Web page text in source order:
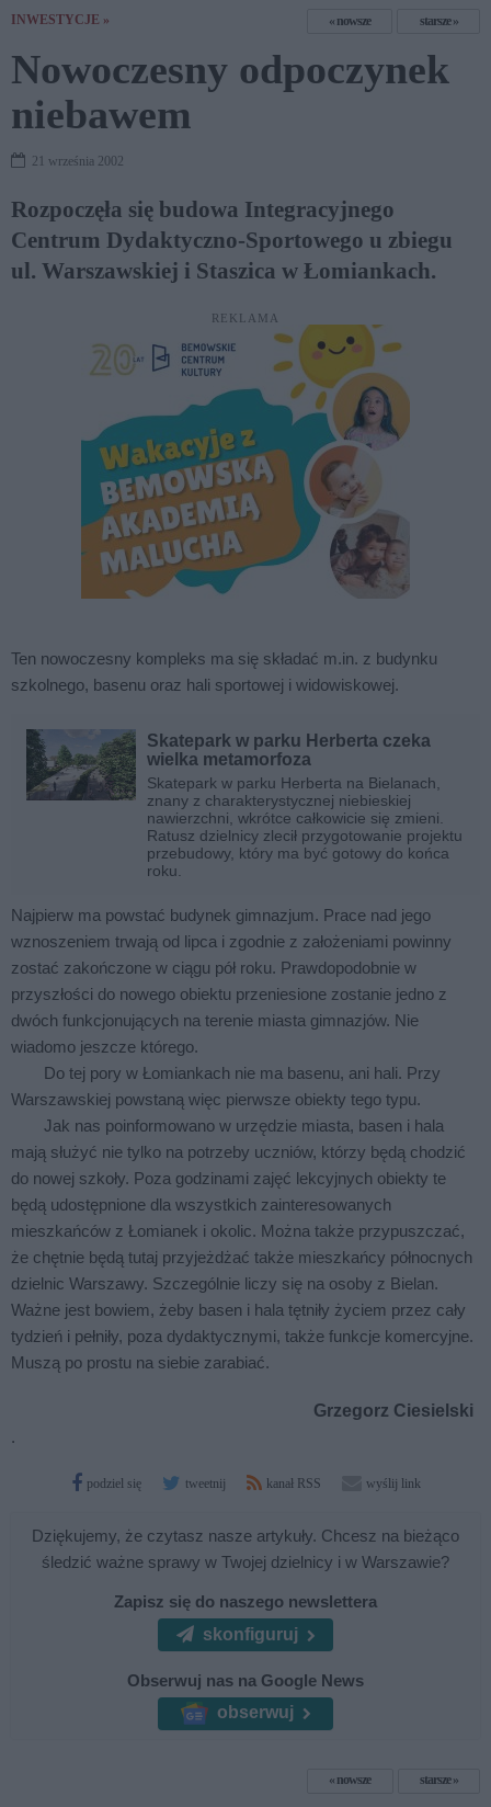
INWESTYCJE » nowsze starsze
Nowoczesny odpoczynek
niebawem
21 września 2002
Rozpoczęła się budowa Integracyjnego
Centrum Dydaktyczno-Sportowego u zbiegu
ul. Warszawskiej i Staszica w Łomiankach.
REKLAMA
Ten nowoczesny kompleks ma się składać m.in. z budynku
szkolnego, basenu oraz hali sportowej i widowiskowej.
Skatepark w parku Herberta czeka
wielka metamorfoza
Skatepark w parku Herberta na Bielanach,
znany z charakterystycznej niebieskiej
nawierzchni, wkrótce całkowicie się zmieni.
Ratusz dzielnicy zlecił przygotowanie projektu
przebudowy, który ma być gotowy do końca
roku.
Najpierw ma powstać budynek gimnazjum. Prace nad jego
wznoszeniem trwają od lipca i zgodnie z założeniami powinny
zostać zakończone w ciągu pół roku. Prawdopodobnie w
przyszłości do nowego obiektu przeniesione zostanie jedno z
dwóch funkcjonujących na terenie miasta gimnazjów. Nie
wiadomo jeszcze którego.
Do tej pory w Łomiankach nie ma basenu, ani hali. Przy
Warszawskiej powstaną więc pierwsze obiekty tego typu.
Jak nas poinformowano w urzędzie miasta, basen i hala
mają służyć nie tylko na potrzeby uczniów, którzy będą chodzić
do nowej szkoły. Poza godzinami zajęć lekcyjnych obiekty te
będą udostępnione dla wszystkich zainteresowanych
mieszkańców z Łomianek i okolic. Można także przypuszczać,
że chętnie będą tutaj przyjeżdżać także mieszkańcy północnych
dzielnic Warszawy. Szczególnie liczy się na osoby z Bielan.
Ważne jest bowiem, żeby basen i hala tętniły życiem przez cały
tydzień i pełniły, poza dydaktycznymi, także funkcje komercyjne.
Muszą po prostu na siebie zarabiać.
Grzegorz Ciesielski
.
podziel się tweetnij kanał RSS wyślij link
Dziękujemy, że czytasz nasze artykuły. Chcesz na bieżąco
śledzić ważne sprawy w Twojej dzielnicy i w Warszawie?
Zapisz się do naszego newslettera
skonfiguruj
Obserwuj nas na Google News
obserwuj
nowsze starsze